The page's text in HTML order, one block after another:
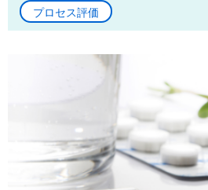
プロセス評価